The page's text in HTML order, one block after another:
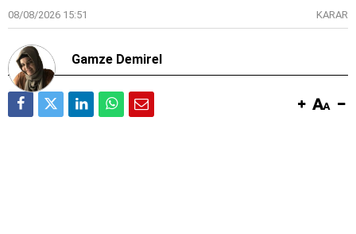
08/08/2026 15:51 KARAR
Gamze Demirel